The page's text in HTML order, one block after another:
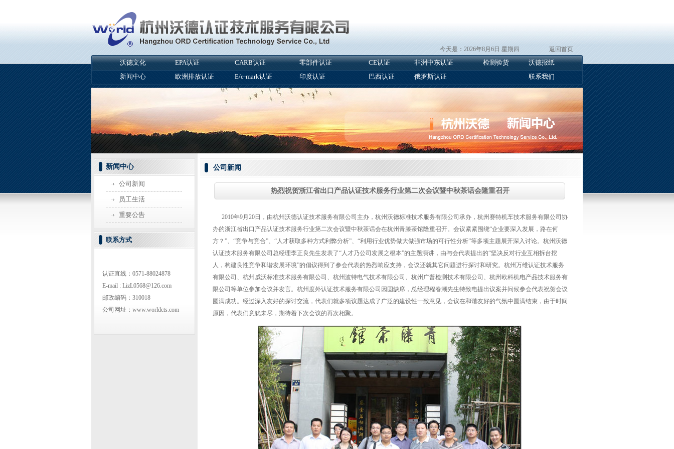
今天是：2026年8月6日 星期四 返回首页
沃德文化 EPA认证 CARB认证 零部件认证 CE认证 非洲中东认证 检测验货
沃德报纸
新闻中心
欧洲排放认证 E/e-mark认证 印度认证 巴西认证 俄罗斯认证 联系我们
新闻中心
公司新闻
员工生活
重要公告
联系方式
认证直线：0571-88024878
E-mail : LizL0568@126.com
邮政编码：310018
公司网址：www.worldcts.com
公司新闻
热烈祝贺浙江省出口产品认证技术服务行业第二次会议暨中秋茶话会隆重召开
2010年9月20日，由杭州沃德认证技术服务有限公司主办，杭州沃德标准技术服务有限公司承办，杭州赛特机车技术服务有限公司协
办的浙江省出口产品认证技术服务行业第二次会议暨中秋茶话会在杭州青滕茶馆隆重召开。会议紧紧围绕“企业要深入发展，路在何
方？”、“竞争与竞合”、“人才获取多种方式利弊分析”、“利用行业优势做大做强市场的可行性分析”等多项主题展开深入讨论。杭州沃德
认证技术服务有限公司总经理李正良先生发表了“人才乃公司发展之根本”的主题演讲，由与会代表提出的“坚决反对行业互相拆台挖
人，构建良性竞争和谐发展环境”的倡议得到了参会代表的热烈响应支持，会议还就其它问题进行探讨和研究。杭州万维认证技术服务
有限公司、杭州威沃标准技术服务有限公司、杭州波特电气技术有限公司、杭州广普检测技术有限公司、杭州欧科机电产品技术服务有
限公司等单位参加会议并发言。杭州度外认证技术服务有限公司因固缺席，总经理程春潮先生特致电提出议案并问候参会代表祝贺会议
圆满成功。经过深入友好的探讨交流，代表们就多项议题达成了广泛的建设性一致意见，会议在和谐友好的气氛中圆满结束，由于时间
原因，代表们意犹未尽，期待着下次会议的再次相聚。